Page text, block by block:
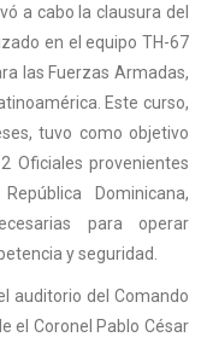
a cabo la clausura del
en el equipo TH-67
las Fuerzas Armadas,
Este curso,
tuvo como objetivo
Oficiales provenientes
Dominicana,
para operar
y seguridad.
auditorio del Comando
el Coronel Pablo César